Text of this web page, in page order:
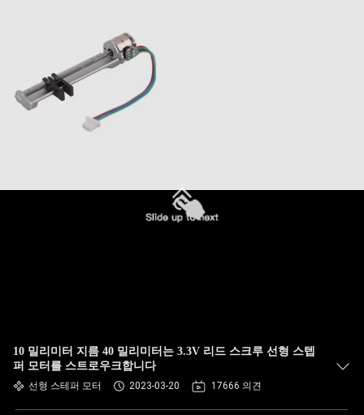
10 밀리미터 지름 40 밀리미터는 3.3V 리드 스크루 선형 스텝
퍼 모터를 스트로우크합니다
선형 스테퍼 모터 2023-03-20 17666 의견